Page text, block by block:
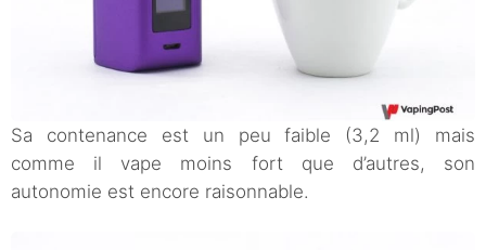
Sa contenance est un peu faible (3,2 ml) mais
comme il vape moins fort que d’autres, son
autonomie est encore raisonnable.